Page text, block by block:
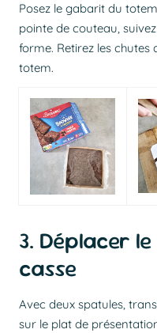
Posez le gabarit du
pointe de couteau,
forme. Retirez les
totem.
3. Déplacer
casse
Avec deux spatules,
sur le plat de